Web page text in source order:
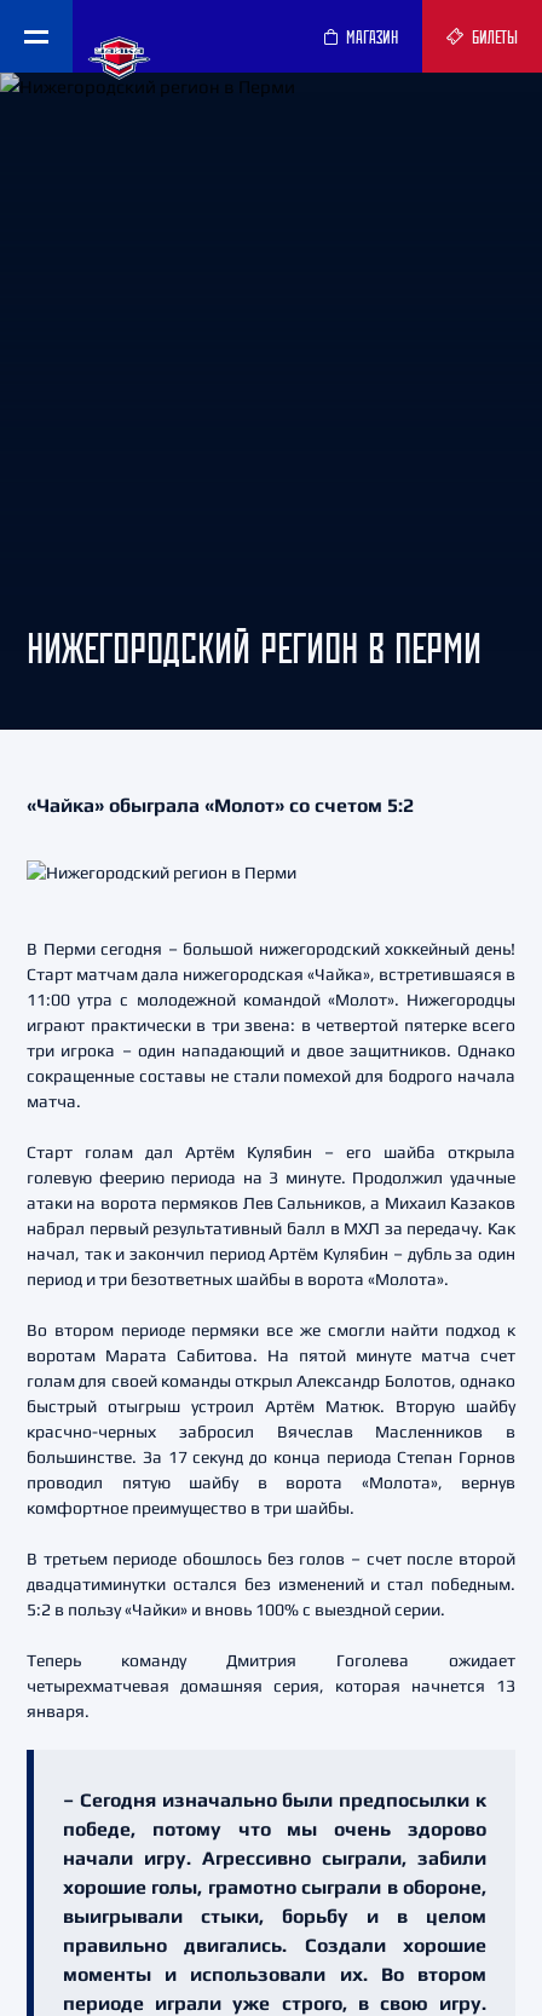
МАГАЗИН БИЛЕТЫ
НИЖЕГОРОДСКИЙ РЕГИОН В ПЕРМИ
«Чайка» обыграла «Молот» со счетом 5:2
В Перми сегодня – большой нижегородский хоккейный день!
Старт матчам дала нижегородская «Чайка», встретившаяся в
11:00 утра с молодежной командой «Молот». Нижегородцы
играют практически в три звена: в четвертой пятерке всего
три игрока – один нападающий и двое защитников. Однако
сокращенные составы не стали помехой для бодрого начала
матча.
Старт голам дал Артём Кулябин – его шайба открыла
голевую феерию периода на 3 минуте. Продолжил удачные
атаки на ворота пермяков Лев Сальников, а Михаил Казаков
набрал первый результативный балл в МХЛ за передачу. Как
начал, так и закончил период Артём Кулябин – дубль за один
период и три безответных шайбы в ворота «Молота».
Во втором периоде пермяки все же смогли найти подход к
воротам Марата Сабитова. На пятой минуте матча счет
голам для своей команды открыл Александр Болотов, однако
быстрый отыгрыш устроил Артём Матюк. Вторую шайбу
красчно-черных забросил Вячеслав Масленников в
большинстве. За 17 секунд до конца периода Степан Горнов
проводил пятую шайбу в ворота «Молота», вернув
комфортное преимущество в три шайбы.
В третьем периоде обошлось без голов – счет после второй
двадцатиминутки остался без изменений и стал победным.
5:2 в пользу «Чайки» и вновь 100% с выездной серии.
Теперь команду Дмитрия Гоголева ожидает
четырехматчевая домашняя серия, которая начнется 13
января.
– Сегодня изначально были предпосылки к
победе, потому что мы очень здорово
начали игру. Агрессивно сыграли, забили
хорошие голы, грамотно сыграли в обороне,
выигрывали стыки, борьбу и в целом
правильно двигались. Создали хорошие
моменты и использовали их. Во втором
периоде играли уже строго, в свою игру.